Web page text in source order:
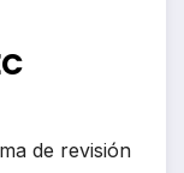
de revisión